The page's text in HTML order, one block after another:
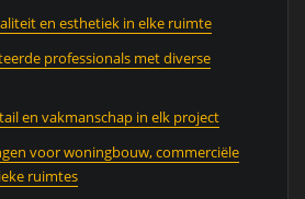
en esthetiek in elke ruimte
professionals met diverse
en vakmanschap in elk project
voor woningbouw, commerciële
ruimtes